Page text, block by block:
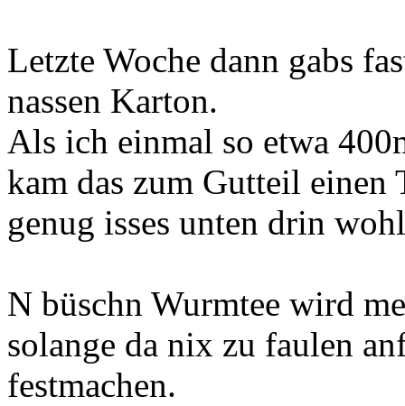
Letzte Woche dann gabs
nassen Karton.
Als ich einmal so etwa
kam das zum Gutteil einen
genug isses unten drin
N büschn Wurmtee wird
solange da nix zu faulen
festmachen.